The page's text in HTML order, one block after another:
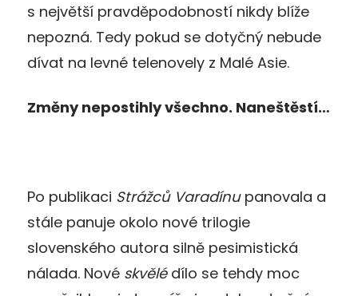
s největší pravděpodobností nikdy blíže
nepozná. Tedy pokud se dotyčný nebude
dívat na levné telenovely z Malé Asie.
Změny nepostihly všechno. Naneštěstí…
Po publikaci Strážců Varadínupanovala a
stále panuje okolo nové trilogie
slovenského autora silně pesimistická
nálada. Nové skvělédílo se tehdy moc